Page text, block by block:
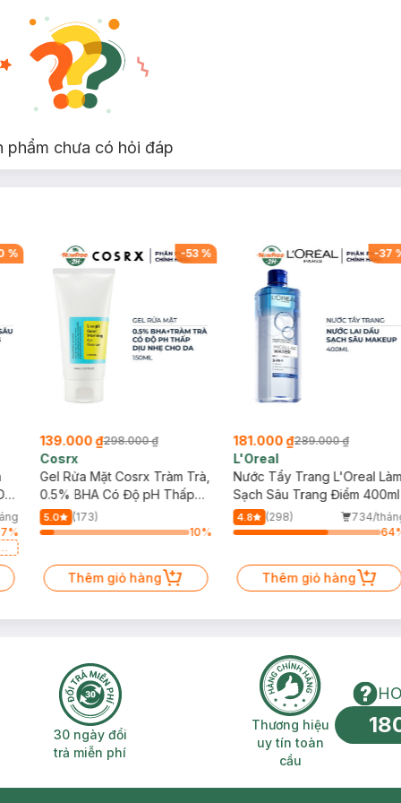
trọng và hiện đại
vòng kim loại vàng hồng tượng trưng cho hành trình trải nghiệm.
nên sự tương phản độc đáo, gợi cảm giác thanh lịch và đẳng cấp.
của thương hiệu.
tiếp hoặc nguồn nhiệt cao vì có thể làm biến đổi mùi hương.
và làm giảm chất lượng nước hoa.
phẩm chưa có hỏi đáp
%
%
-53%
139.000 ₫298.000 ₫
Cosrx
Gel Rửa Mặt Cosrx Tràm Trà,
0.5% BHA Có Độ pH Thấp
150ml
5.0
(173)
10%
Thêm giỏ hàng
-37
181.000 ₫289.000 ₫
L'Oreal
Nước Tẩy Trang L'Oreal Làm
Sạch Sâu Trang Điểm 400ml
4.8 (298)
734/
64
Thêm giỏ hàng
2H 30 ngày đổi trả miễn phí
30 ngày đổi
trả miễn phí
Thương hiệu uy
Thương hiệu
uy tín toàn
cầu